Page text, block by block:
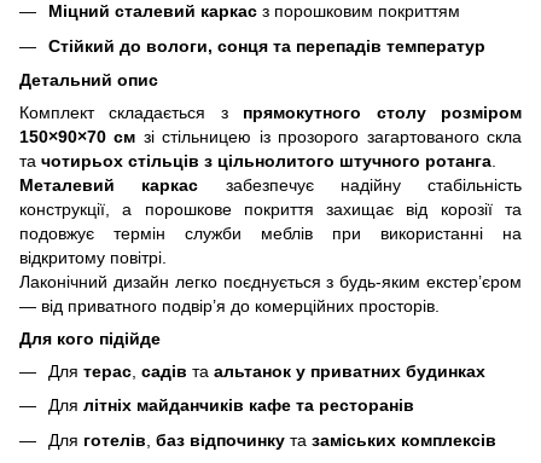
Міцний сталевий каркас з порошковим покриттям
Стійкий до вологи, сонця та перепадів температур
Детальний опис
Комплект складається з прямокутного столу розміром
150×90×70 см зі стільницею із прозорого загартованого скла
та чотирьох стільців з цільнолитого штучного ротанга
Металевий каркас забезпечує надійну стабільність
конструкції, а порошкове покриття захищає від корозії та
подовжує термін служби меблів при використанні на
відкритому повітрі.
Лаконічний дизайн легко поєднується з будь-яким екстер’єром
— від приватного подвір’я до комерційних просторів.
Для кого підійде
Для терас садів та альтанок у приватних будинках
Для літніх майданчиків кафе та ресторанів
Для готелів баз відпочинку та заміських комплексів